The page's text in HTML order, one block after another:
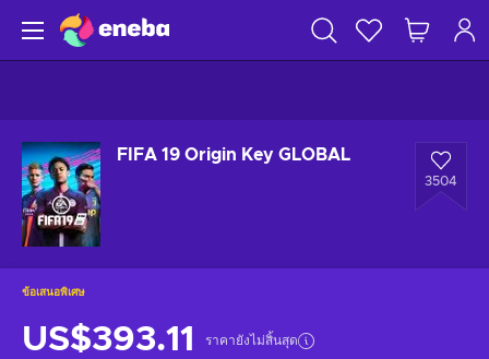
FIFA 19 Origin Key GLOBAL
3504
ข้อเสนอพิเศษ
US$393.11 ราคายังไม่สิ้นสุด